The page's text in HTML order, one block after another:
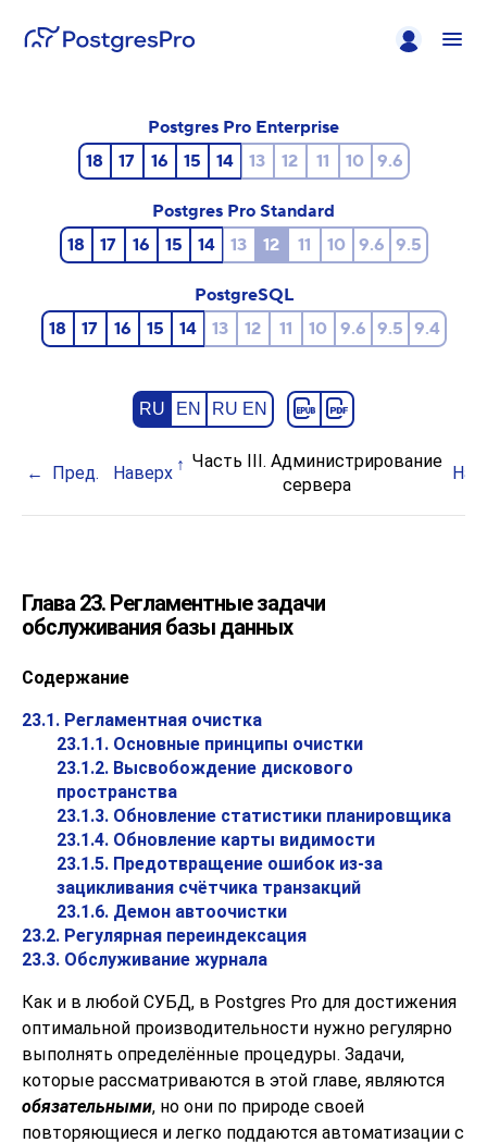
Postgres Pro Enterprise
18
17 16 15 14 13 12 11 10 9.6
Postgres Pro Standard
18
17 16 15 14 13 12 11 10 9.6 9.5
PostgreSQL
18
17 16 15 14 13 12 11 10 9.6 9.5 9.4
RU EN RU EN
Пред. Наверх
Часть III. Администрирование
сервера
Глава 23. Регламентные задачи
обслуживания базы данных
Содержание
23.1. Регламентная очистка
23.1.1. Основные принципы очистки
23.1.2. Высвобождение дискового
пространства
23.1.3. Обновление статистики планировщика
23.1.4. Обновление карты видимости
23.1.5. Предотвращение ошибок из-за
зацикливания счётчика транзакций
23.1.6. Демон автоочистки
23.2. Регулярная переиндексация
23.3. Обслуживание журнала
Как и в любой СУБД, в Postgres Pro для достижения
оптимальной производительности нужно регулярно
выполнять определённые процедуры. Задачи,
которые рассматриваются в этой главе, являются
обязательными, но они по природе своей
повторяющиеся и легко поддаются автоматизации с